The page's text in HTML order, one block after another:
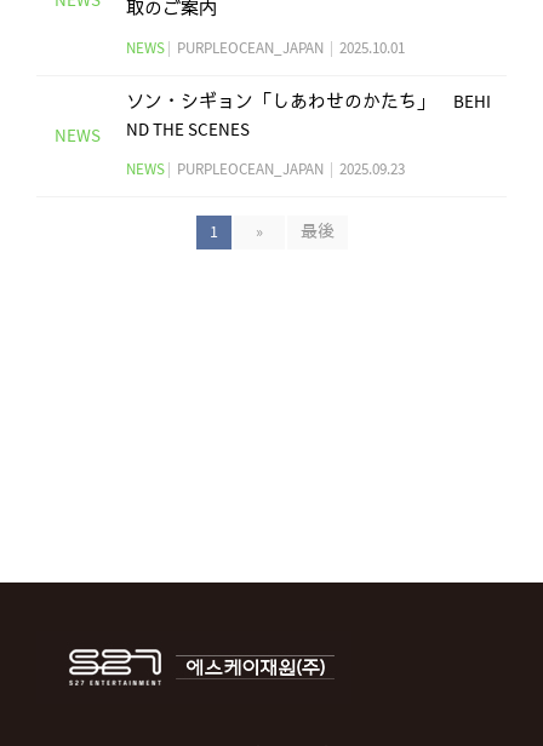
取のご案内
NEWS PURPLEOCEAN_JAPAN 2025.10.01
NEWS
ソン・シギョン「しあわせのかたち」 BEHI
ND THE SCENES
NEWS PURPLEOCEAN_JAPAN 2025.09.23
1 » 最後